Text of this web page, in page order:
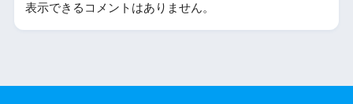
表示できるコメントはありません。